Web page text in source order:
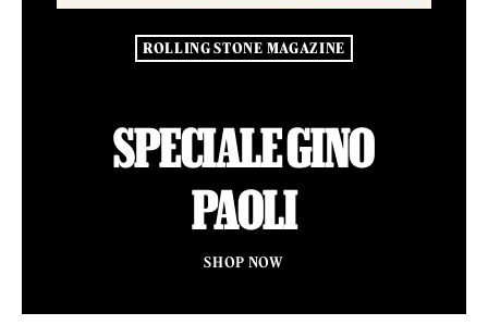
ROLLING STONE MAGAZINE
SPECIALE GINO
PAOLI
SHOP NOW